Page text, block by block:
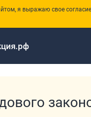
я выражаю свое
законодательства